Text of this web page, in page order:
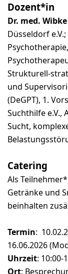
Dozent*in
Dr. med.
Düsseldorf
Strukturell-
und
(DeGPT), 1.
Suchthilfe e.V.,
Sucht,
Catering
Als
Getränke und
beinhalten
Termin:
16.06.2026
Uhrzeit: 10:00-
Ort: